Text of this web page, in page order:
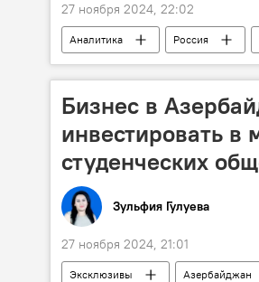
27 ноября 2024, 22:02
Аналитика Россия
США
Джозеф Байден
Бизнес в
инвестировать в
студенческих
Зульфия Гулуева
27 ноября 2024, 21:01
Эксклюзивы Азербайджан